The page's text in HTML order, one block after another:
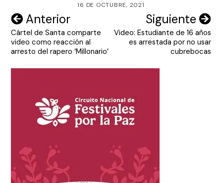
16 DE OCTUBRE, 2021
Navegación
de
entradas
Anterior
Cártel de Santa comparte
video como reacción al
arresto del rapero ‘Millonario’
Siguiente
Video: Estudiante de 16 años
es arrestada por no usar
cubrebocas